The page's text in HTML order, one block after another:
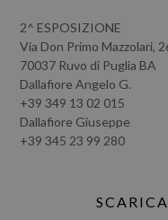
2^ ESPOSIZIONE
Via Don Primo Mazzolari,
70037 Ruvo di Puglia BA
Dallafiore Angelo G.
+39 349 13 02 015
Dallafiore Giuseppe
+39 345 23 99 280